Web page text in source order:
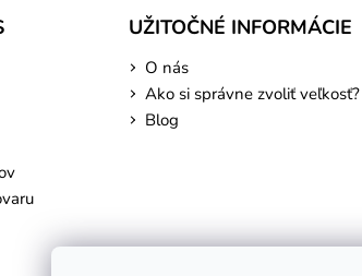
UŽITOČNÉ INFORMÁCIE
O nás
Ako si správne zvoliť veľkosť?
Blog